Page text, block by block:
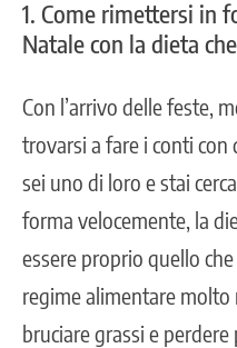
1. Come rimettersi in
Natale con la dieta
Con l’arrivo delle feste,
trovarsi a fare i conti con
sei uno di loro e stai
forma velocemente, la
essere proprio quello
regime alimentare molto
bruciare grassi e